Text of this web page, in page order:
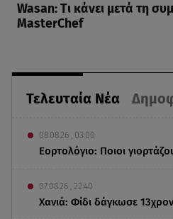
Τελευταία Νέα
08.08.26 , 03:00
Εορτολόγιο: Ποιοι
07.08.26 , 22:40
Χανιά: Φίδι δάγκωσε
Wasan: Tι κάνει μετά τη
MasterChef